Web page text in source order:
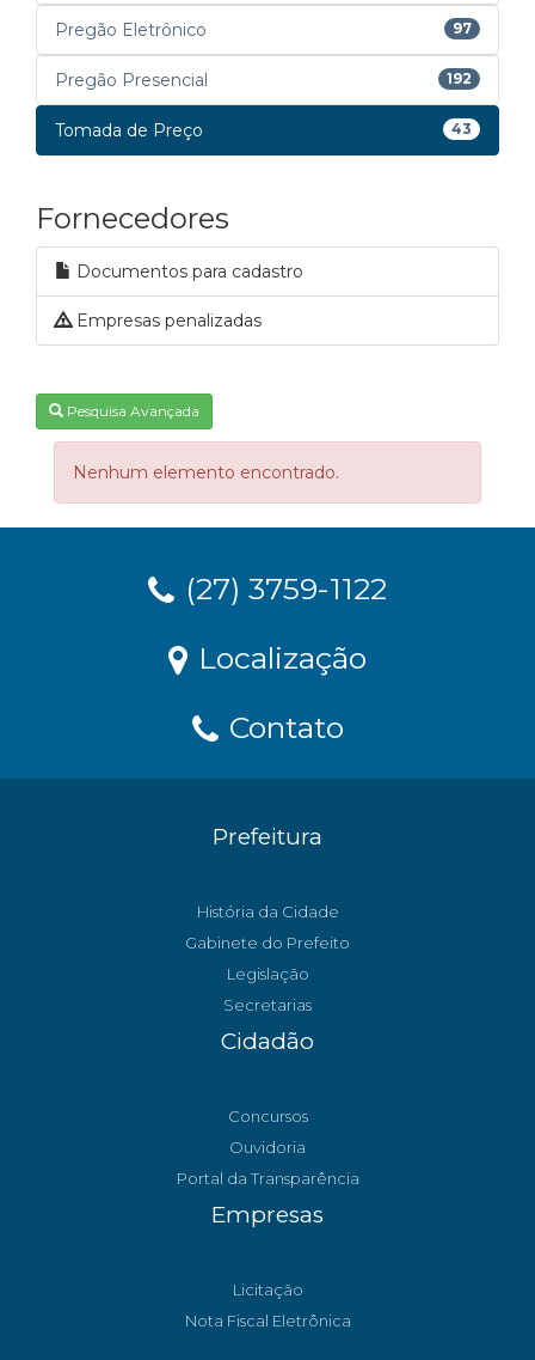
Pregão Eletrônico 97
Pregão Presencial 192
Tomada de Preço 43
Fornecedores
Documentos para cadastro
Empresas penalizadas
Pesquisa Avançada
Nenhum elemento encontrado.
(27) 3759-1122
Localização
Contato
Prefeitura
História da Cidade
Gabinete do Prefeito
Legislação
Secretarias
Cidadão
Concursos
Ouvidoria
Portal da Transparência
Empresas
Licitação
Nota Fiscal Eletrônica